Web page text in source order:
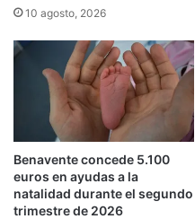
10 agosto, 2026
Benavente concede 5.100
euros en ayudas a la
natalidad durante el segundo
trimestre de 2026